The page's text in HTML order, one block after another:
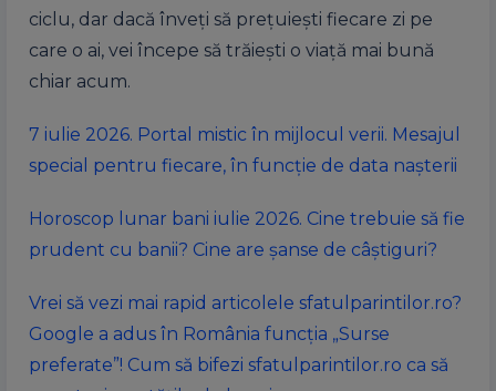
ciclu, dar dacă înveți să prețuiești fiecare zi pe
care o ai, vei începe să trăiești o viață mai bună
chiar acum.
7 iulie 2026. Portal mistic în mijlocul verii. Mesajul
special pentru fiecare, în funcție de data nașterii
Horoscop lunar bani iulie 2026. Cine trebuie să fie
prudent cu banii? Cine are șanse de câștiguri?
Vrei să vezi mai rapid articolele sfatulparintilor.ro?
Google a adus în România funcția „Surse
preferate”! Cum să bifezi sfatulparintilor.ro ca să